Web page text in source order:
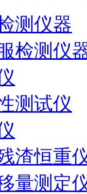
测仪器
检测仪
测试仪
渣恒重
量测定